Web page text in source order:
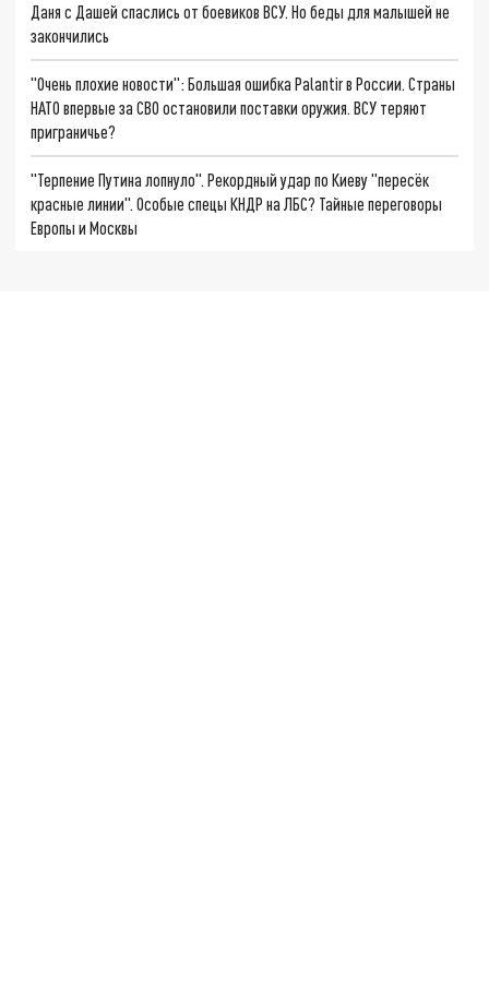
Даня с Дашей спаслись от боевиков ВСУ. Но беды для малышей не
закончились
"Очень плохие новости": Большая ошибка Palantir в России. Страны
НАТО впервые за СВО остановили поставки оружия. ВСУ теряют
приграничье?
"Терпение Путина лопнуло". Рекордный удар по Киеву "пересёк
красные линии". Особые спецы КНДР на ЛБС? Тайные переговоры
Европы и Москвы